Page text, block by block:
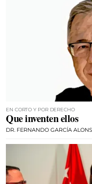
EN CORTO Y POR DERECHO
Que inventen ellos
DR. FERNANDO GARCÍA